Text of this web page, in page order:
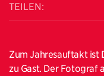
TEILEN:
Zum Jahresauftakt ist
zu Gast. Der Fotograf